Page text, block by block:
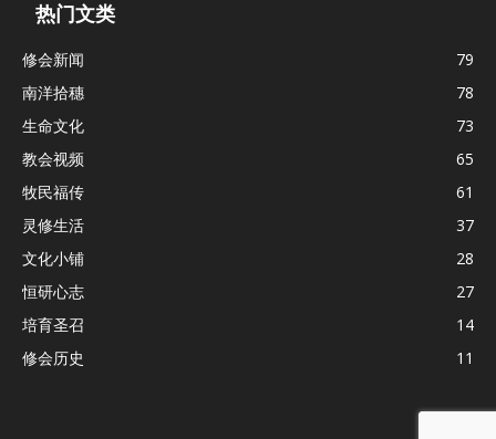
热门文类
修会新闻
79
南洋拾穗
78
生命文化
73
教会视频
65
牧民福传
61
灵修生活
37
文化小铺
28
恒研心志
27
培育圣召
14
修会历史
11